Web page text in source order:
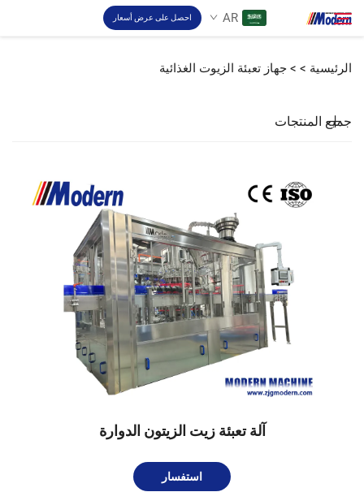
AR احصل على عرض أسعار
الرئيسية > > جهاز تعبئة الزيوت الغذائية
جميع المنتجات
آلة تعبئة زيت الزيتون الدوارة
استفسار